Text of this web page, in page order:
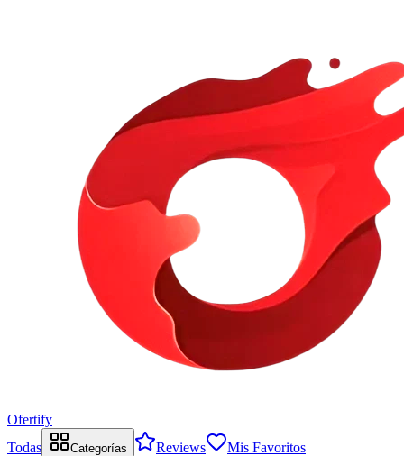
Ofertify
Todas
Categorías Reviews Mis Favoritos